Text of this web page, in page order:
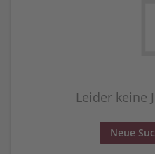
Leider keine
Neue